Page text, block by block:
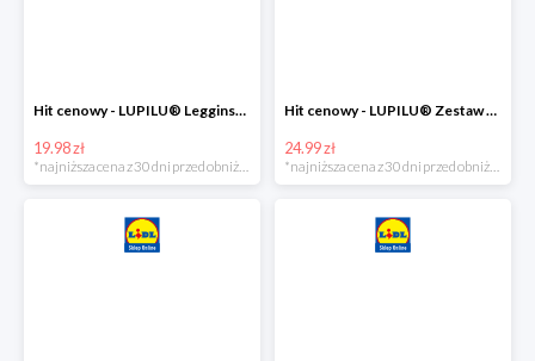
Hit cenowy - LUPILU® Legginsy niemowlęce z biobawełną, 2 pary
19.98 zł
Hit cenowy - LUPILU® Zestaw dziecięcy z biobawełny (body + koszulka + spodenki), 1 komplet
24.99 zł